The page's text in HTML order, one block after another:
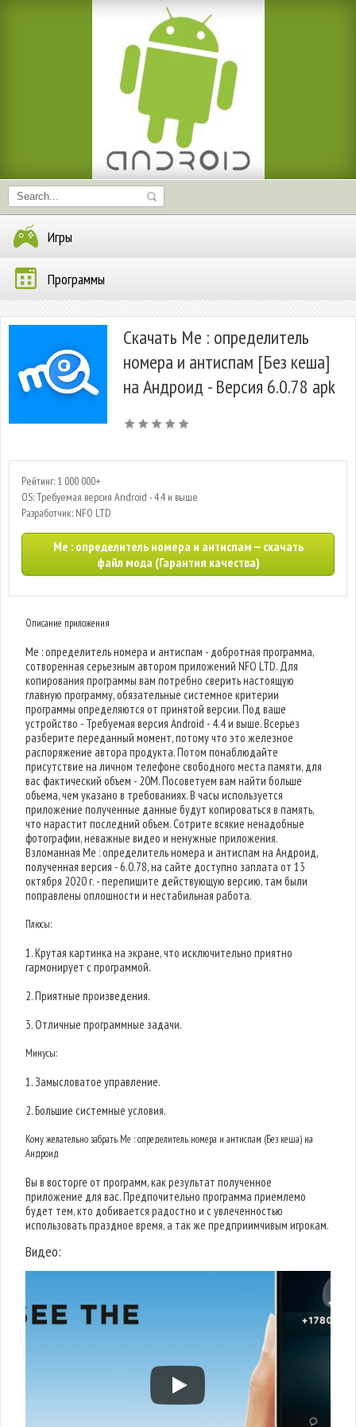
Игры
Программы
Скачать Me : определитель
номера и антиспам [Без кеша]
на Андроид - Версия 6.0.78 apk
Рейтинг: 1 000 000+
OS: Требуемая версия Android - 4.4 и выше
Разработчик: NFO LTD
Me : определитель номера и антиспам — скачать
файл мода (Гарантия качества)
Описание приложения
Me : определитель номера и антиспам - добротная программа,
сотворенная серьезным автором приложений NFO LTD. Для
копирования программы вам потребно сверить настоящую
главную программу, обязательные системное критерии
программы определяются от принятой версии. Под ваше
устройство - Требуемая версия Android - 4.4 и выше. Всерьез
разберите переданный момент, потому что это железное
распоряжение автора продукта. Потом понаблюдайте
присутствие на личном телефоне свободного места памяти, для
вас фактический объем - 20M. Посоветуем вам найти больше
объема, чем указано в требованиях. В часы используется
приложение полученные данные будут копироваться в память,
что нарастит последний объем. Сотрите всякие ненадобные
фотографии, неважные видео и ненужные приложения.
Взломанная Me : определитель номера и антиспам на Андроид,
полученная версия - 6.0.78, на сайте доступно заплата от 13
октября 2020 г. - перепишите действующую версию, там были
поправлены оплошности и нестабильная работа.
Плюсы:
1. Крутая картинка на экране, что исключительно приятно
гармонирует с программой.
2. Приятные произведения.
3. Отличные программные задачи.
Минусы:
1. Замысловатое управление.
2. Большие системные условия.
Кому желательно забрать Me : определитель номера и антиспам (Без кеша) на
Андроид
Вы в восторге от программ, как результат полученное
приложение для вас. Предпочительно программа приемлемо
будет тем, кто добивается радостно и с увлеченностью
использовать праздное время, а так же предприимчивым игрокам.
Видео: